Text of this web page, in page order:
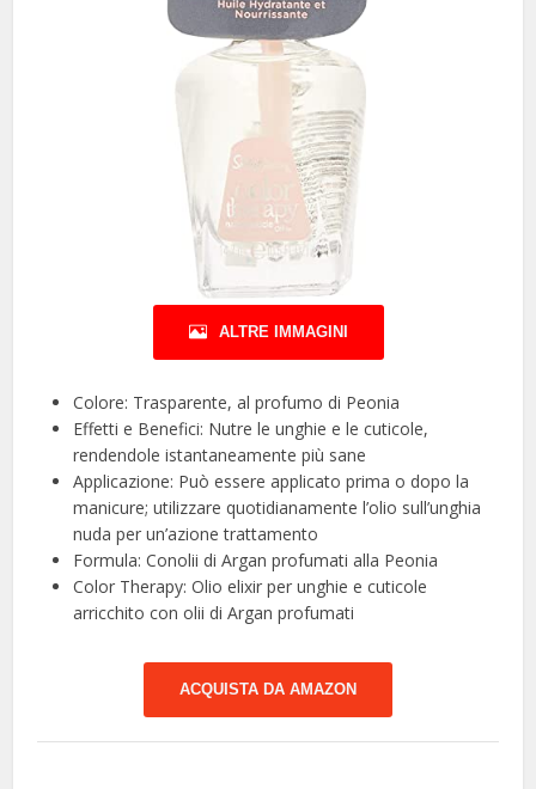
ALTRE IMMAGINI
Colore: Trasparente, al profumo di Peonia
Effetti e Benefici: Nutre le unghie e le cuticole,
rendendole istantaneamente più sane
Applicazione: Può essere applicato prima o dopo la
manicure; utilizzare quotidianamente l’olio sull’unghia
nuda per un’azione trattamento
Formula: Conolii di Argan profumati alla Peonia
Color Therapy: Olio elixir per unghie e cuticole
arricchito con olii di Argan profumati
ACQUISTA DA AMAZON